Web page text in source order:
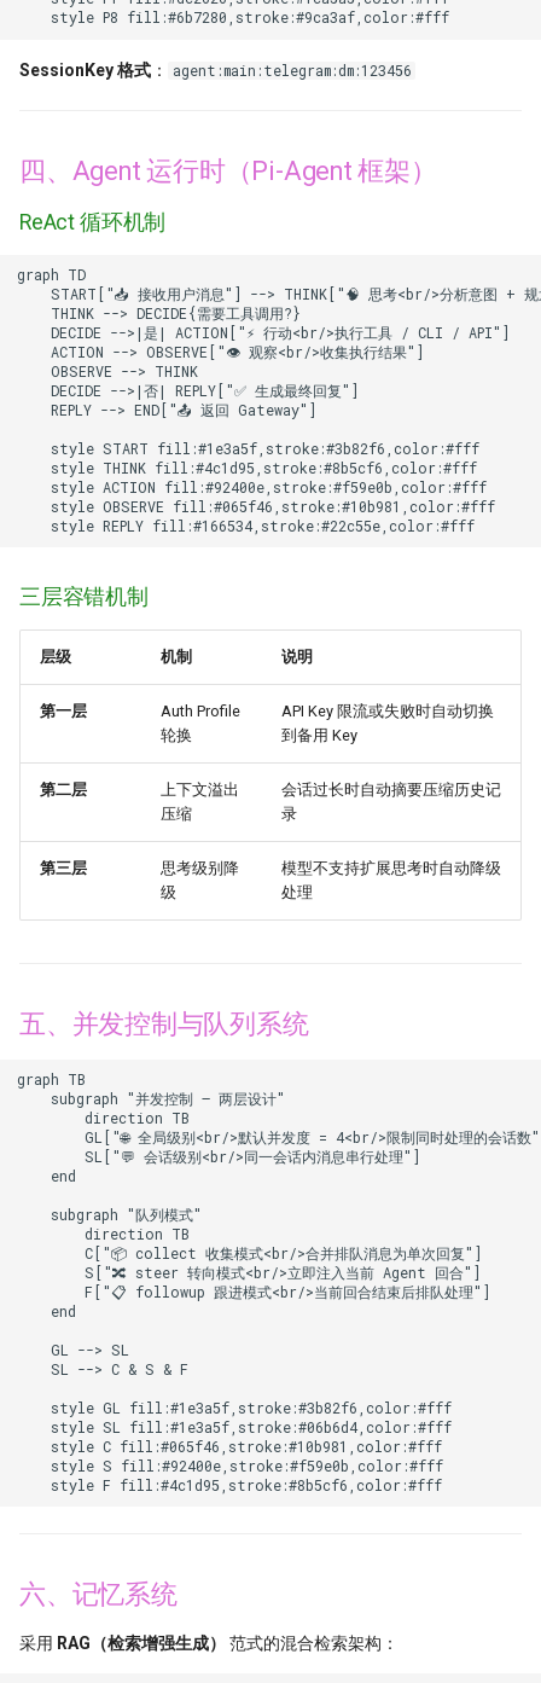
    style P8 fill:#6b7280,stroke:#9ca3af,color:#fff
SessionKey 格式 ： agent:main:telegram:dm:123456
四、Agent 运行时（Pi-Agent 框架）
ReAct 循环机制
graph TD
START["📥 接收用户消息"] --> THINK["🧠 思考<br/>分析意图 + 规
    THINK --> DECIDE{需要工具调用?}
    DECIDE -->|是| ACTION["⚡ 行动<br/>执行工具 / CLI / API"]
    ACTION --> OBSERVE["👁️ 观察<br/>收集执行结果"]
    OBSERVE --> THINK
    DECIDE -->|否| REPLY["✅ 生成最终回复"]
    REPLY --> END["📤 返回 Gateway"]
    style START fill:#1e3a5f,stroke:#3b82f6,color:#fff
    style THINK fill:#4c1d95,stroke:#8b5cf6,color:#fff
    style ACTION fill:#92400e,stroke:#f59e0b,color:#fff
    style OBSERVE fill:#065f46,stroke:#10b981,color:#fff
    style REPLY fill:#166534,stroke:#22c55e,color:#fff
三层容错机制
层级 机制 说明
第一层
Auth Profile
轮换
API Key 限流或失败时自动切换
到备用 Key
第二层
上下文溢出
压缩
会话过长时自动摘要压缩历史记
录
第三层
思考级别降
级
模型不支持扩展思考时自动降级
处理
五、并发控制与队列系统
graph TB
    subgraph "并发控制 — 两层设计"
        direction TB
GL["🌐 全局级别<br/>默认并发度 = 4<br/>限制同时处理的会话数
        SL["💬 会话级别<br/>同一会话内消息串行处理"]
    end
    subgraph "队列模式"
        direction TB
        C["📦 collect 收集模式<br/>合并排队消息为单次回复"]
        S["🔀 steer 转向模式<br/>立即注入当前 Agent 回合"]
        F["📋 followup 跟进模式<br/>当前回合结束后排队处理"]
    end
    GL --> SL
    SL --> C & S & F
    style GL fill:#1e3a5f,stroke:#3b82f6,color:#fff
    style SL fill:#1e3a5f,stroke:#06b6d4,color:#fff
    style C fill:#065f46,stroke:#10b981,color:#fff
    style S fill:#92400e,stroke:#f59e0b,color:#fff
    style F fill:#4c1d95,stroke:#8b5cf6,color:#fff
六、记忆系统
采用 RAG（检索增强生成） 范式的混合检索架构：